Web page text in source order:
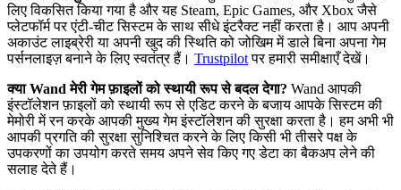
लिए विकसित किया गया है और यह Steam, Epic Games, और Xbox जैसे
प्लेटफॉर्म पर एंटी-चीट सिस्टम के साथ सीधे इंटरैक्ट नहीं करता है। आप अपनी
अकाउंट लाइब्रेरी या अपनी खुद की स्थिति को जोखिम में डाले बिना अपना गेम
पर्सनलाइज़ बनाने के लिए स्वतंत्र हैं। Trustpilotपर हमारी समीक्षाएँ देखें।
क्या Wand मेरी गेम फ़ाइलों को स्थायी रूप से बदल देगा? Wand आपकी
इंस्टॉलेशन फ़ाइलों को स्थायी रूप से एडिट करने के बजाय आपके सिस्टम की
मेमोरी में रन करके आपकी मुख्य गेम इंस्टॉलेशन की सुरक्षा करता है। हम अभी भी
आपकी प्रगति की सुरक्षा सुनिश्चित करने के लिए किसी भी तीसरे पक्ष के
उपकरणों का उपयोग करते समय अपने सेव किए गए डेटा का बैकअप लेने की
सलाह देते हैं।